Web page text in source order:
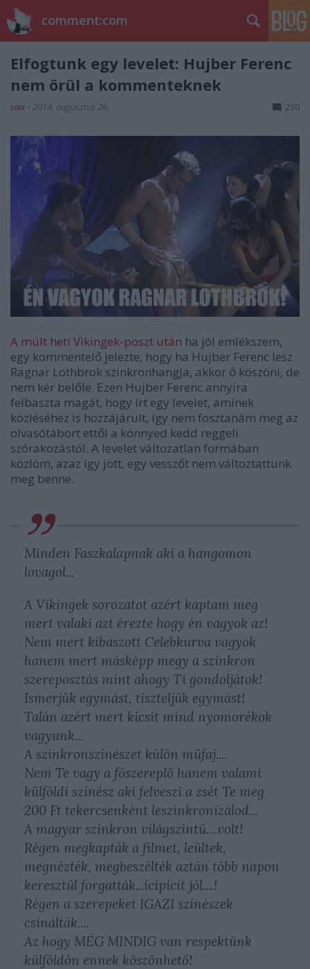
comment:com
Elfogtunk egy levelet: Hujber Ferenc
nem örül a kommenteknek
sixx • 2014. augusztus 26. 230
A múlt heti Vikingek-poszt után ha jól emlékszem,
egy kommentelő jelezte, hogy ha Hujber Ferenc lesz
Ragnar Lothbrok szinkronhangja, akkor ő köszöni, de
nem kér belőle. Ezen Hujber Ferenc annyira
felbaszta magát, hogy írt egy levelet, aminek
közléséhez is hozzájárult, így nem fosztanám meg az
olvasótábort ettől a könnyed kedd reggeli
szórakozástól. A levelet változatlan formában
közlöm, azaz így jött, egy vesszőt nem változtattunk
meg benne.
Minden Faszkalapnak aki a hangomon
lovagol...
A Vikingek sorozatot azért kaptam meg
mert valaki azt érezte hogy én vagyok az!
Nem mert kibaszott Celebkurva vagyok
hanem mert másképp megy a szinkron
szereposztás mint ahogy Ti gondoljátok!
Ismerjük egymást, tiszteljük egymást!
Talán azért mert kicsit mind nyomorékok
vagyunk...
A szinkronszínészet külön műfaj....
Nem Te vagy a főszereplő hanem valami
külföldi színész aki felveszi a zsét Te meg
200 Ft tekercsenként leszinkronizálod...
A magyar szinkron világszintű....volt!
Régen megkapták a filmet, leültek,
megnézték, megbeszélték aztán több napon
keresztül forgatták...icipicit jól....!
Régen a szerepeket IGAZI színészek
csinálták....
Az hogy MÉG MINDIG van respektünk
külföldön ennek köszönhető!